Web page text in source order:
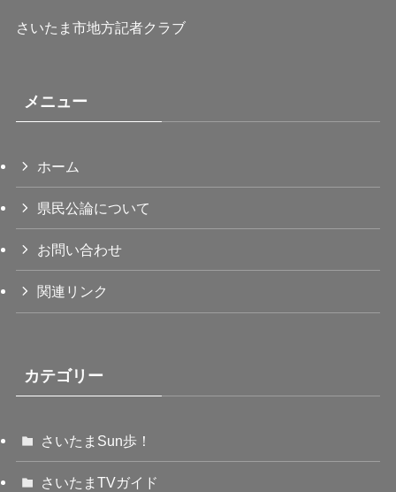
さいたま市地方記者クラブ
メニュー
ホーム
県民公論について
お問い合わせ
関連リンク
カテゴリー
さいたまSun歩！
さいたまTVガイド